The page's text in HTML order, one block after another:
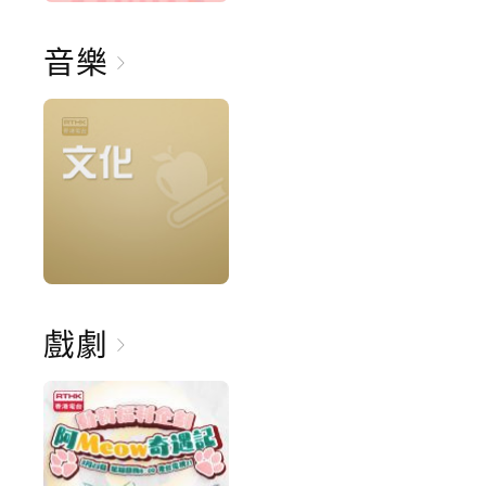
音樂
戲劇